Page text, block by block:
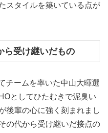
スタイルを築いている点が
ら受け継いだもの
チームを率いた中山大暉選
としてひたむきで泥臭い
後輩の心に強く刻まれまし
の代から受け継いだ接点の